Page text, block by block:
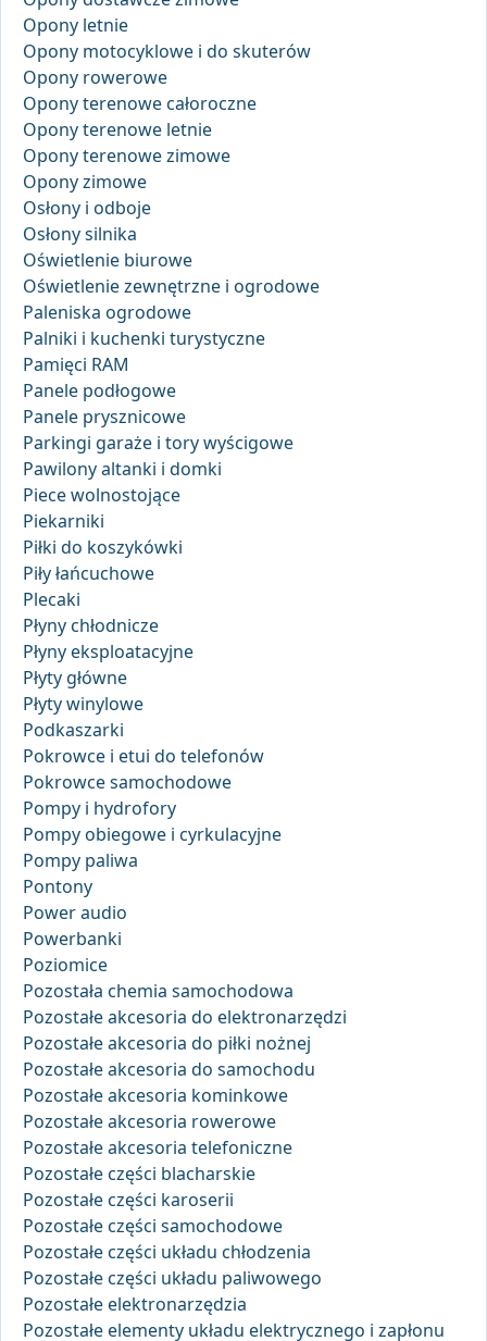
Opony letnie
Opony motocyklowe i do skuterów
Opony rowerowe
Opony terenowe całoroczne
Opony terenowe letnie
Opony terenowe zimowe
Opony zimowe
Osłony i odboje
Osłony silnika
Oświetlenie biurowe
Oświetlenie zewnętrzne i ogrodowe
Paleniska ogrodowe
Palniki i kuchenki turystyczne
Pamięci RAM
Panele podłogowe
Panele prysznicowe
Parkingi garaże i tory wyścigowe
Pawilony altanki i domki
Piece wolnostojące
Piekarniki
Piłki do koszykówki
Piły łańcuchowe
Plecaki
Płyny chłodnicze
Płyny eksploatacyjne
Płyty główne
Płyty winylowe
Podkaszarki
Pokrowce i etui do telefonów
Pokrowce samochodowe
Pompy i hydrofory
Pompy obiegowe i cyrkulacyjne
Pompy paliwa
Pontony
Power audio
Powerbanki
Poziomice
Pozostała chemia samochodowa
Pozostałe akcesoria do elektronarzędzi
Pozostałe akcesoria do piłki nożnej
Pozostałe akcesoria do samochodu
Pozostałe akcesoria kominkowe
Pozostałe akcesoria rowerowe
Pozostałe akcesoria telefoniczne
Pozostałe części blacharskie
Pozostałe części karoserii
Pozostałe części samochodowe
Pozostałe części układu chłodzenia
Pozostałe części układu paliwowego
Pozostałe elektronarzędzia
Pozostałe elementy układu elektrycznego i zapłonu